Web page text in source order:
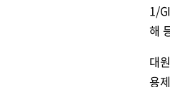
1/
해
대
용